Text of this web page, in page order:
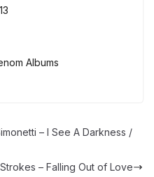
Albums
– I See A Darkness /
– Falling Out of Love